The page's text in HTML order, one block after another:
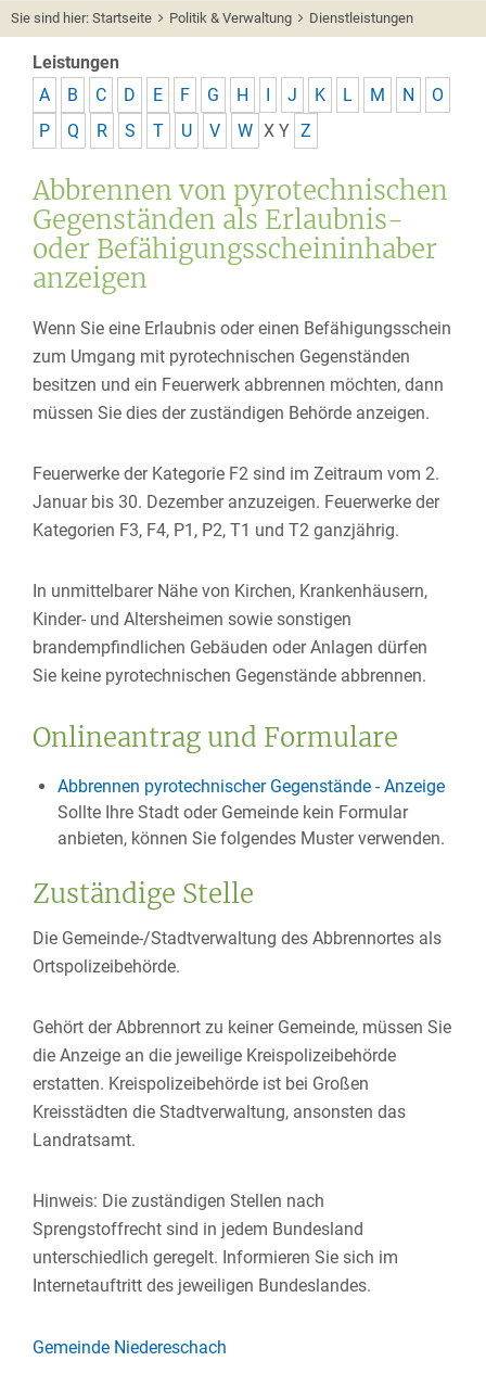
Sie sind hier: Startseite Politik & Verwaltung Dienstleistungen
Leistungen
A
B C D E F G H I J K L M N
O
P
Q R S T U V W X Y Z
Abbrennen von pyrotechnischen
Gegenständen als Erlaubnis-
oder Befähigungsscheininhaber
anzeigen
Wenn Sie eine Erlaubnis oder einen Befähigungsschein
zum Umgang mit pyrotechnischen Gegenständen
besitzen und ein Feuerwerk abbrennen möchten, dann
müssen Sie dies der zuständigen Behörde anzeigen.
Feuerwerke der Kategorie F2 sind im Zeitraum vom 2.
Januar bis 30. Dezember anzuzeigen. Feuerwerke der
Kategorien F3, F4, P1, P2, T1 und T2 ganzjährig.
In unmittelbarer Nähe von Kirchen, Krankenhäusern,
Kinder- und Altersheimen sowie sonstigen
brandempfindlichen Gebäuden oder Anlagen dürfen
Sie keine pyrotechnischen Gegenstände abbrennen.
Onlineantrag und Formulare
Abbrennen pyrotechnischer Gegenstände - Anzeige
Sollte Ihre Stadt oder Gemeinde kein Formular
anbieten, können Sie folgendes Muster verwenden.
Zuständige Stelle
Die Gemeinde-/Stadtverwaltung des Abbrennortes als
Ortspolizeibehörde.
Gehört der Abbrennort zu keiner Gemeinde, müssen Sie
die Anzeige an die jeweilige Kreispolizeibehörde
erstatten. Kreispolizeibehörde ist bei Großen
Kreisstädten die Stadtverwaltung, ansonsten das
Landratsamt.
Hinweis: Die zuständigen Stellen nach
Sprengstoffrecht sind in jedem Bundesland
unterschiedlich geregelt. Informieren Sie sich im
Internetauftritt des jeweiligen Bundeslandes.
Gemeinde Niedereschach